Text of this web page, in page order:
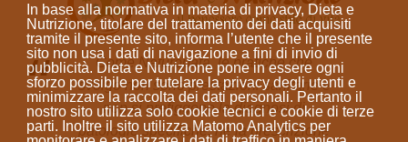
In base alla normativa in materia di privacy, Dieta e
Nutrizione, titolare del trattamento dei dati acquisiti
tramite il presente sito, informa l’utente che il presente
sito non usa i dati di navigazione a fini di invio di
pubblicità. Dieta e Nutrizione pone in essere ogni
sforzo possibile per tutelare la privacy degli utenti e
minimizzare la raccolta dei dati personali. Pertanto il
nostro sito utilizza solo cookie tecnici e cookie di terze
parti. Inoltre il sito utilizza Matomo Analytics per
Come Naturopata, le pratiche che
svolgo non sono prestazioni sanitarie e
non si prefiggono la diagnosi di
patologie specifiche, né la prescrizione